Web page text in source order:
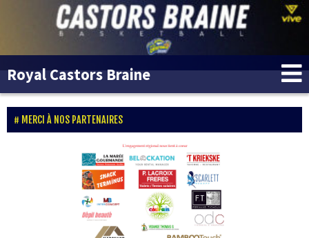
Royal Castors Braine
MERCI À NOS PARTENAIRES